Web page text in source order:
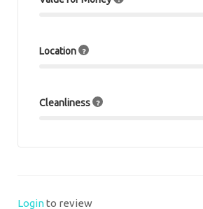
Location
Cleanliness
Loginto review